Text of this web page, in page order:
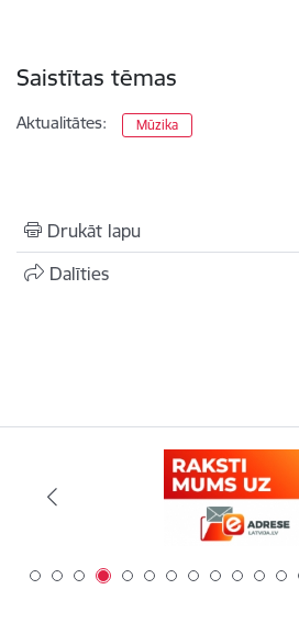
Saistītas tēmas
Aktualitātes: Mūzika
Drukāt lapu
Dalīties